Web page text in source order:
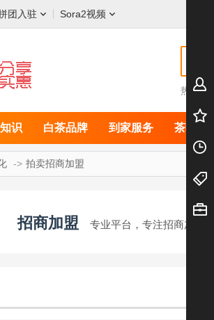
团入驻 Sora2视频
热搜:
识 白茶品牌 到家服务 茶叶店
拍卖招商加盟
招商加盟 专业平台，专注招商加盟